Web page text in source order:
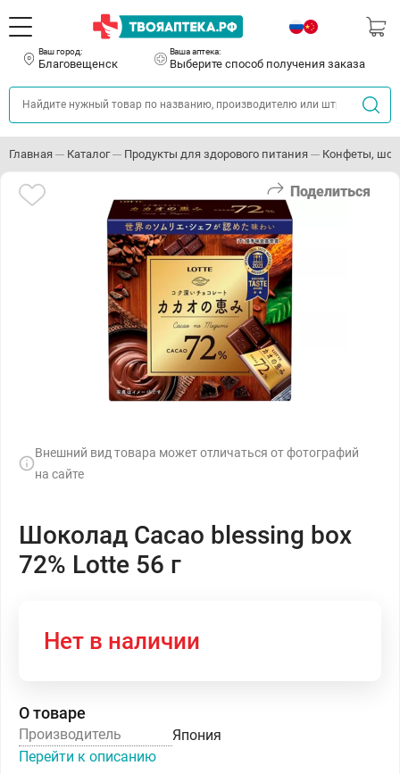
Ваш город:
Благовещенск
Ваша аптека:
Выберите способ получения заказа
Главная Каталог Продукты для здорового питания Конфеты,
Поделиться
Внешний вид товара может отличаться от фотографий
на сайте
Шоколад Cacao blessing box
72% Lotte 56 г
Нет в наличии
О товаре
Производитель
Япония
Перейти к описанию